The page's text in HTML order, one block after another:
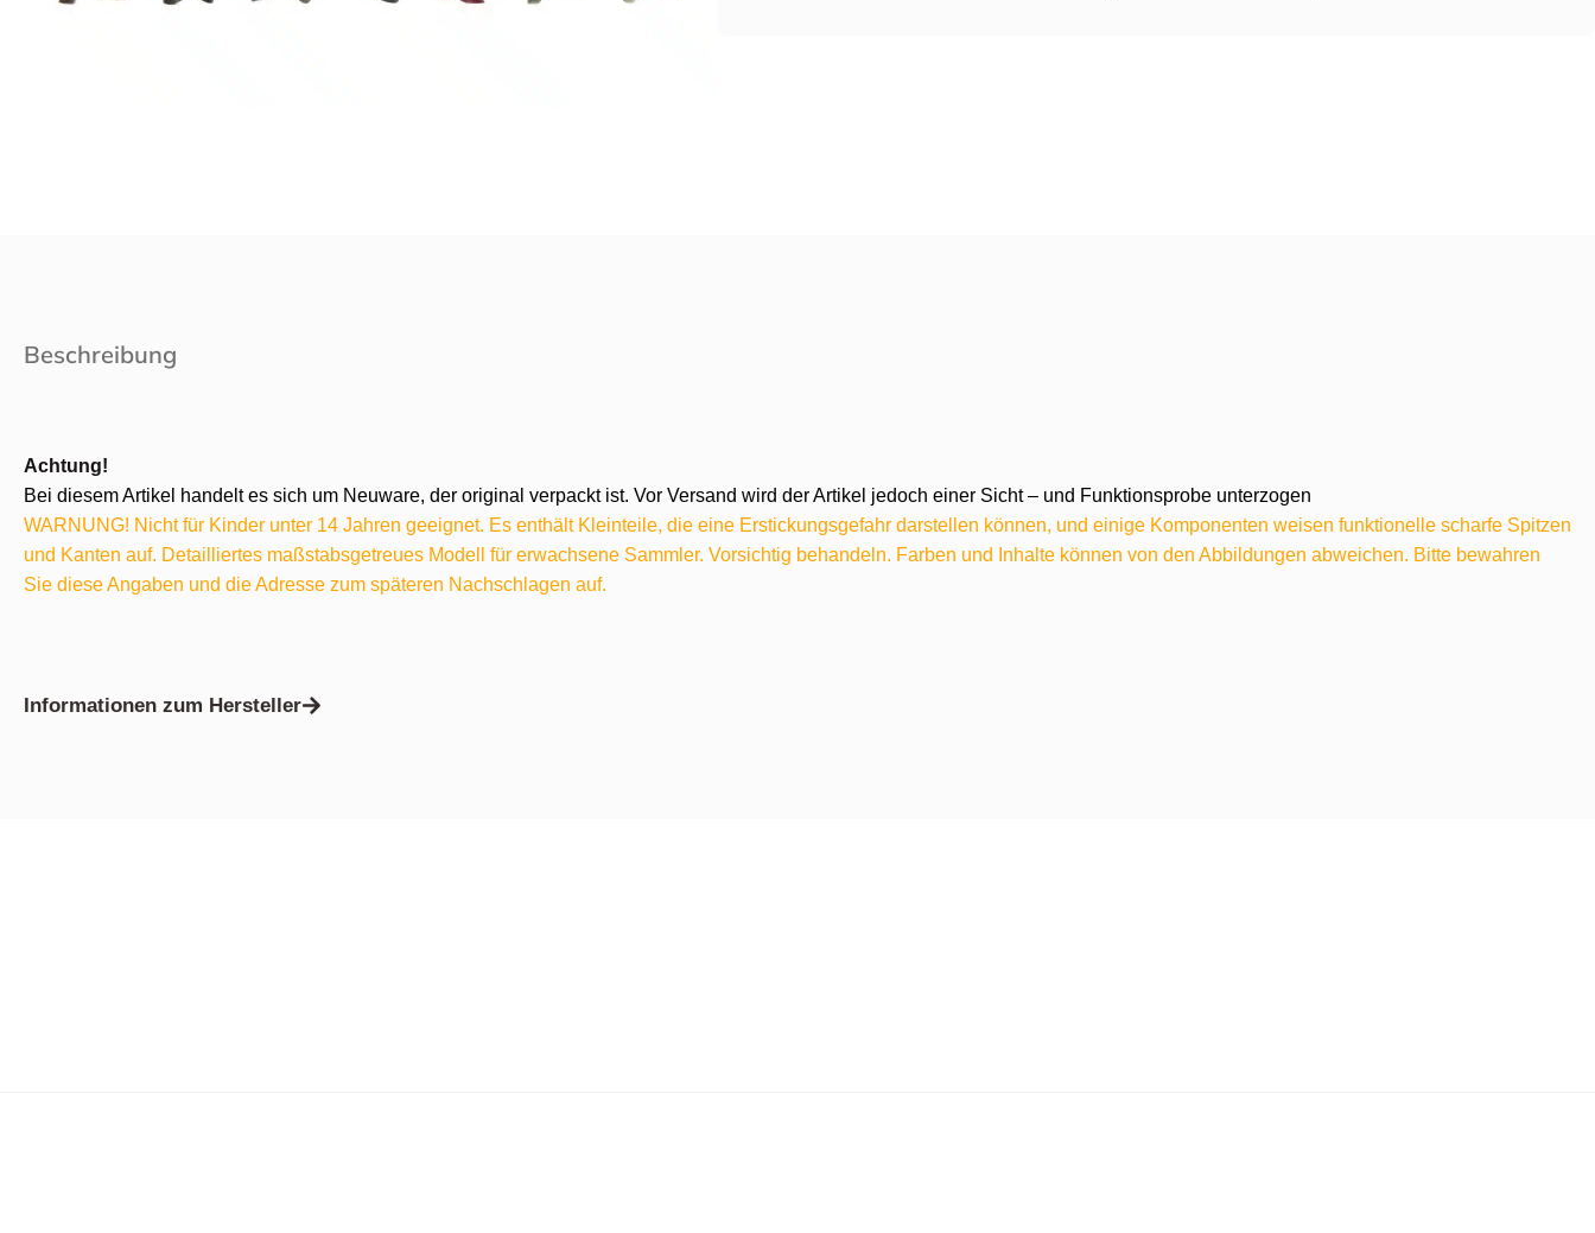
Beschreibung
Achtung!
Bei diesem Artikel handelt es sich um Neuware, der original verpackt ist. Vor Versand wird der Artikel jedoch einer Sicht – und Funktionsprobe unterzogen
WARNUNG! Nicht für Kinder unter 14 Jahren geeignet. Es enthält Kleinteile, die eine Erstickungsgefahr darstellen können, und einige Komponenten weisen funktionelle scharfe Spitzen
und Kanten auf. Detailliertes maßstabsgetreues Modell für erwachsene Sammler. Vorsichtig behandeln. Farben und Inhalte können von den Abbildungen abweichen. Bitte bewahren
Sie diese Angaben und die Adresse zum späteren Nachschlagen auf.
Informationen zum Hersteller